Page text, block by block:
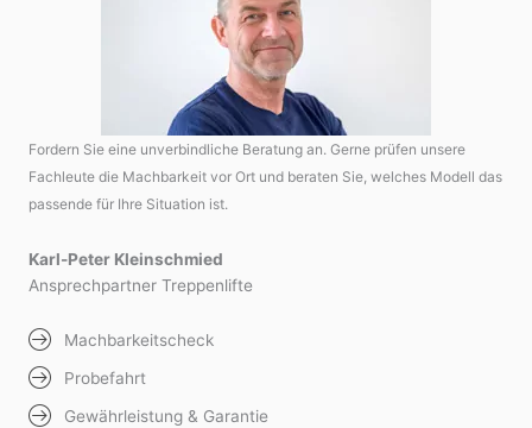
Fordern Sie eine unverbindliche Beratung an. Gerne prüfen unsere
Fachleute die Machbarkeit vor Ort und beraten Sie, welches Modell das
passende für Ihre Situation ist.
Karl-Peter Kleinschmied
Ansprechpartner Treppenlifte
Machbarkeitscheck
Probefahrt
Gewährleistung & Garantie